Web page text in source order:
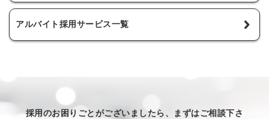
アルバイト採用サービス一覧
採用のお困りごとがございましたら、まずはご相談下さ